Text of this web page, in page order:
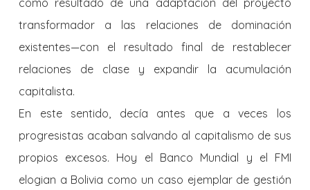
como resultado de una adaptación del proyecto
transformador a las relaciones de dominación
existentes—con el resultado final de restablecer
relaciones de clase y expandir la acumulación
capitalista.
En este sentido, decía antes que a veces los
progresistas acaban salvando al capitalismo de sus
propios excesos. Hoy el Banco Mundial y el FMI
elogian a Bolivia como un caso ejemplar de gestión